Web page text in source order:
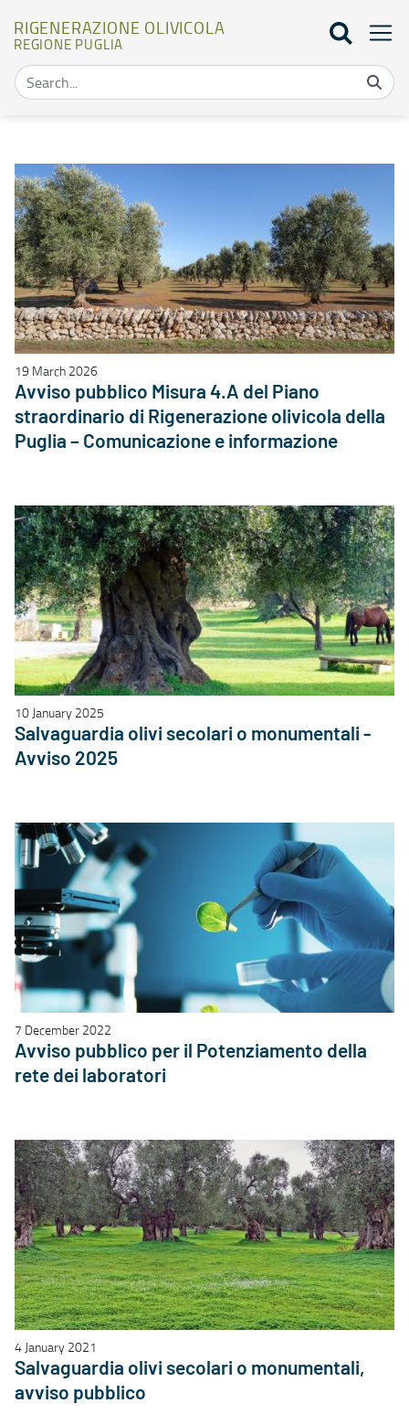
RIGENERAZIONE OLIVICOLA
REGIONE PUGLIA
19 March 2026
Avviso pubblico Misura 4.A del Piano
straordinario di Rigenerazione olivicola della
Puglia – Comunicazione e informazione
10 January 2025
Salvaguardia olivi secolari o monumentali -
Avviso 2025
7 December 2022
Avviso pubblico per il Potenziamento della
rete dei laboratori
4 January 2021
Salvaguardia olivi secolari o monumentali,
avviso pubblico